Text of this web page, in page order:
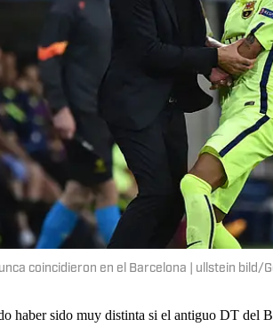
coincidieron en el Barcelona | ullstein bild/
haber sido muy distinta si el antiguo DT del